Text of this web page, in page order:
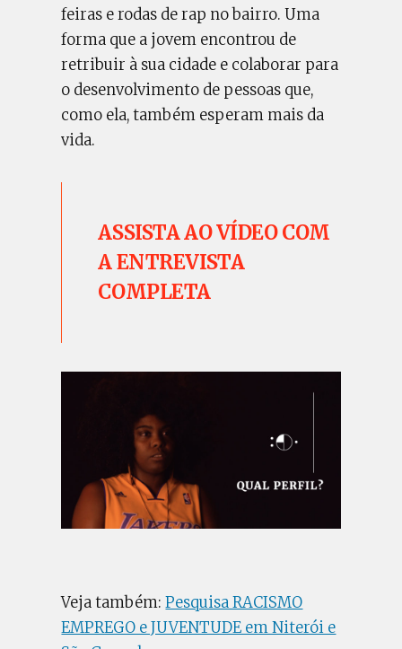
feiras e rodas de rap no bairro. Uma
forma que a jovem encontrou de
retribuir à sua cidade e colaborar para
o desenvolvimento de pessoas que,
como ela, também esperam mais da
vida.
ASSISTA AO VÍDEO COM
A ENTREVISTA
COMPLETA
Veja também:Pesquisa RACISMO
EMPREGO e JUVENTUDE em Niterói e